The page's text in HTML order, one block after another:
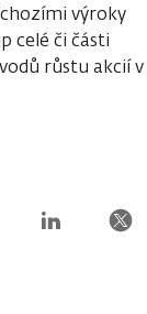
výroky
celé či části
růstu akcií v